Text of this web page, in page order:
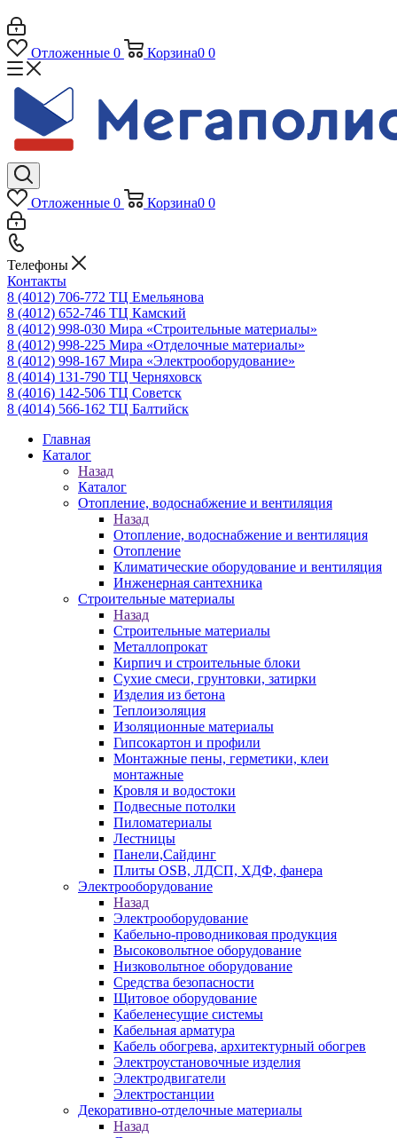
Отложенные 0 Корзина0 0
Отложенные 0 Корзина0 0
Телефоны
Контакты
8 (4012) 706-772 ТЦ Емельянова
8 (4012) 652-746 ТЦ Камский
8 (4012) 998-030 Мира «Строительные материалы»
8 (4012) 998-225 Мира «Отделочные материалы»
8 (4012) 998-167 Мира «Электрооборудование»
8 (4014) 131-790 ТЦ Черняховск
8 (4016) 142-506 ТЦ Советск
8 (4014) 566-162 ТЦ Балтийск
Главная
Каталог
Назад
Каталог
Отопление, водоснабжение и вентиляция
Назад
Отопление, водоснабжение и вентиляция
Отопление
Климатические оборудование и вентиляция
Инженерная сантехника
Строительные материалы
Назад
Строительные материалы
Металлопрокат
Кирпич и строительные блоки
Сухие смеси, грунтовки, затирки
Изделия из бетона
Теплоизоляция
Изоляционные материалы
Гипсокартон и профили
Монтажные пены, герметики, клеи
монтажные
Кровля и водостоки
Подвесные потолки
Пиломатериалы
Лестницы
Панели,Сайдинг
Плиты OSB, ЛДСП, ХДФ, фанера
Электрооборудование
Назад
Электрооборудование
Кабельно-проводниковая продукция
Высоковольтное оборудование
Низковольтное оборудование
Средства безопасности
Щитовое оборудование
Кабеленесущие системы
Кабельная арматура
Кабель обогрева, архитектурный обогрев
Электроустановочные изделия
Электродвигатели
Электростанции
Декоративно-отделочные материалы
Назад